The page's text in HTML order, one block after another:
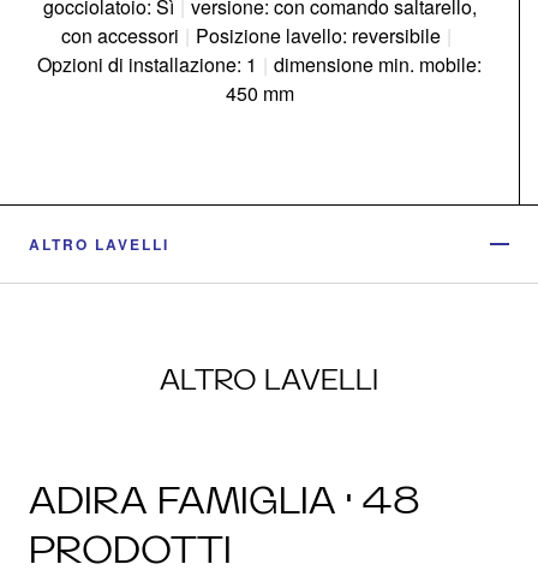
gocciolatoio: Sì | versione: con comando saltarello,
con accessori | Posizione lavello: reversibile |
Opzioni di installazione: 1 | dimensione min. mobile:
450 mm
ALTRO LAVELLI
ALTRO LAVELLI
ADIRA FAMIGLIA · 48
PRODOTTI